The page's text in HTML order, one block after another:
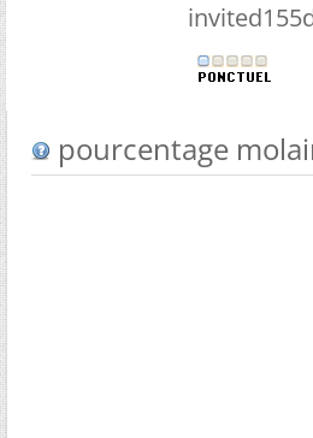
pourcentage